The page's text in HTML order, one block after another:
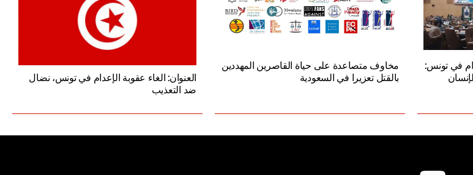
في تونس:
مخاوف متصاعدة على حياة القاصرين المهددين
بالقتل تعزيرا في السعودية
العنوان: الغاء عقوبة الإعدام في تونس، نضال
ضد التعذيب